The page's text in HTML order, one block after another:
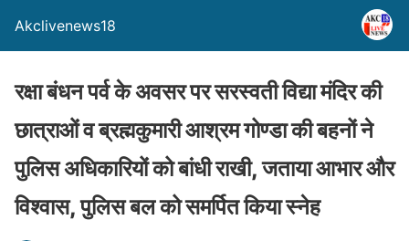
Akclivenews18
रक्षा बंधन पर्व के अवसर पर सरस्वती विद्या मंदिर की
छात्राओं व ब्रह्मकुमारी आश्रम गोण्डा की बहनों ने
पुलिस अधिकारियों को बांधी राखी, जताया आभार और
विश्वास, पुलिस बल को समर्पित किया स्नेह